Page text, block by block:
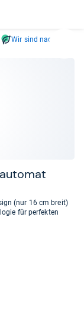
sich
Wir sind nachhaltig
(nur 16 cm breit)
für perfekten